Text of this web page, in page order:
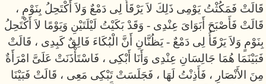
قَالَتْ فَمَكُثْتُ يَوْمِى ذَلِكَ لاَ يَرْقَأُ لِى دَمْعٌ وَلاَ أَكْتَحِلُ بِنَوْمٍ ،
قَالَتْ فَأَصْبَحَ أَبَوَاىَ عِنْدِى - وَقَدْ بَكَيْتُ لَيْلَتَيْنِ وَيَوْمًا لاَ أَكْتَحِلُ
بِنَوْمٍ وَلاَ يَرْقَأُ لِى دَمْعٌ - يَظُنَّانِ أَنَّ الْبُكَاءَ فَالِقٌ كَبِدِى ، قَالَتْ
فَبَيْنَمَا هُمَا جَالِسَانِ عِنْدِى وَأَنَا أَبْكِى ، فَاسْتَأْذَنَتْ عَلَىَّ امْرَأَةٌ
مِنَ الأَنْصَارِ ، فَأَذِنْتُ لَهَا ، فَجَلَسَتْ تَبْكِى مَعِى ، قَالَتْ فَبَيْنَا